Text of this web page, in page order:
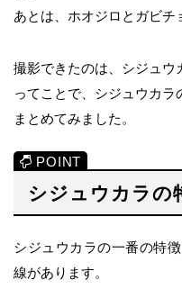
あとは、ホオジロとガビチ
撮影できたのは、シジュウ
ってことで、シジュウカ
まとめてみました。
シジュウカラの
シジュウカラの一番の特
線があります。